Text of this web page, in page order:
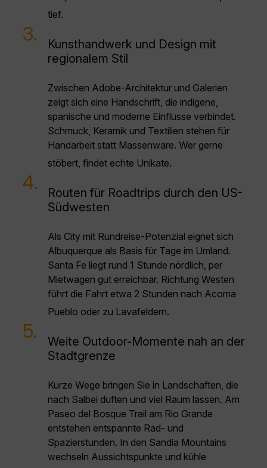
tief.
3.
Kunsthandwerk und Design mit
regionalem Stil
Zwischen Adobe-Architektur und Galerien
zeigt sich eine Handschrift, die indigene,
spanische und moderne Einflüsse verbindet.
Schmuck, Keramik und Textilien stehen für
Handarbeit statt Massenware. Wer gerne
stöbert, findet echte Unikate.
4.
Routen für Roadtrips durch den US-
Südwesten
Als City mit Rundreise-Potenzial eignet sich
Albuquerque als Basis für Tage im Umland.
Santa Fe liegt rund 1 Stunde nördlich, per
Mietwagen gut erreichbar. Richtung Westen
führt die Fahrt etwa 2 Stunden nach Acoma
Pueblo oder zu Lavafeldern.
5.
Weite Outdoor-Momente nah an der
Stadtgrenze
Kurze Wege bringen Sie in Landschaften, die
nach Salbei duften und viel Raum lassen. Am
Paseo del Bosque Trail am Rio Grande
entstehen entspannte Rad- und
Spazierstunden. In den Sandia Mountains
wechseln Aussichtspunkte und kühle